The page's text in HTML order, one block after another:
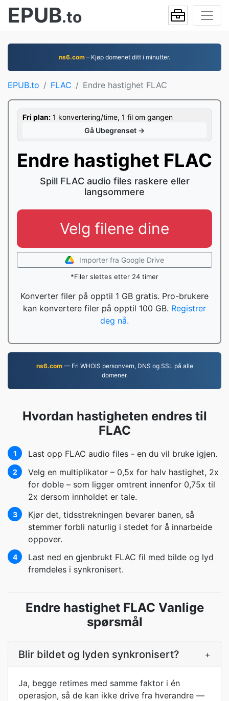
EPUB.to
ns6.com – Kjøp domenet ditt i minutter.
EPUB.to FLAC Endre hastighet FLAC
Fri plan: 1 konvertering/time, 1 fil om gangen
Gå Ubegrenset →
Endre hastighet FLAC
Spill FLAC audio files raskere eller
langsommere
Velg filene dine
Importer fra Google Drive
*Filer slettes etter 24 timer
Konverter filer på opptil 1 GB gratis. Pro-brukere
kan konvertere filer på opptil 100 GB. Registrer
deg nå.
ns6.com— Fri WHOIS personvern, DNS og SSL på alle
domener.
Hvordan hastigheten endres til
FLAC
1 Last opp FLAC audio files - en du vil bruke igjen.
2
Velg en multiplikator – 0,5x for halv hastighet, 2x
for doble – som ligger omtrent innenfor 0,75x til
2x dersom innholdet er tale.
3
Kjør det, tidsstrekningen bevarer banen, så
stemmer forbli naturlig i stedet for å innarbeide
oppover.
4
Last ned en gjenbrukt FLAC fil med bilde og lyd
fremdeles i synkronisert.
Endre hastighet FLAC Vanlige
spørsmål
Blir bildet og lyden synkronisert? +
Ja, begge retimes med samme faktor i én
operasjon, så de kan ikke drive fra hverandre —